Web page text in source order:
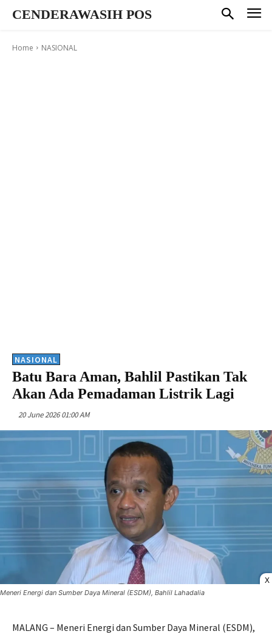
CENDERAWASIH POS
Home NASIONAL
NASIONAL
Batu Bara Aman, Bahlil Pastikan Tak
Akan Ada Pemadaman Listrik Lagi
20 June 2026 01:00 AM
X
Meneri Energi dan Sumber Daya Mineral (ESDM), Bahlil Lahadalia
MALANG – Meneri Energi dan Sumber Daya Mineral (ESDM),